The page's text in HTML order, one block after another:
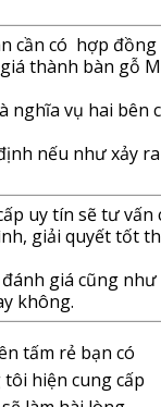
cần có hợp
thành bàn gỗ
nghĩa vụ hai bên
nếu như xảy
uy tín sẽ tư vấn
giải quyết tốt
đánh giá cũng
không.
tấm rẻ bạn có
hiện cung cấp